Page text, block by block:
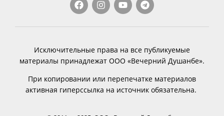
Исключительные права на все публикуемые
материалы принадлежат ООО «Вечерний Душанбе».
При копировании или перепечатке материалов
активная гиперссылка на источник обязательна.